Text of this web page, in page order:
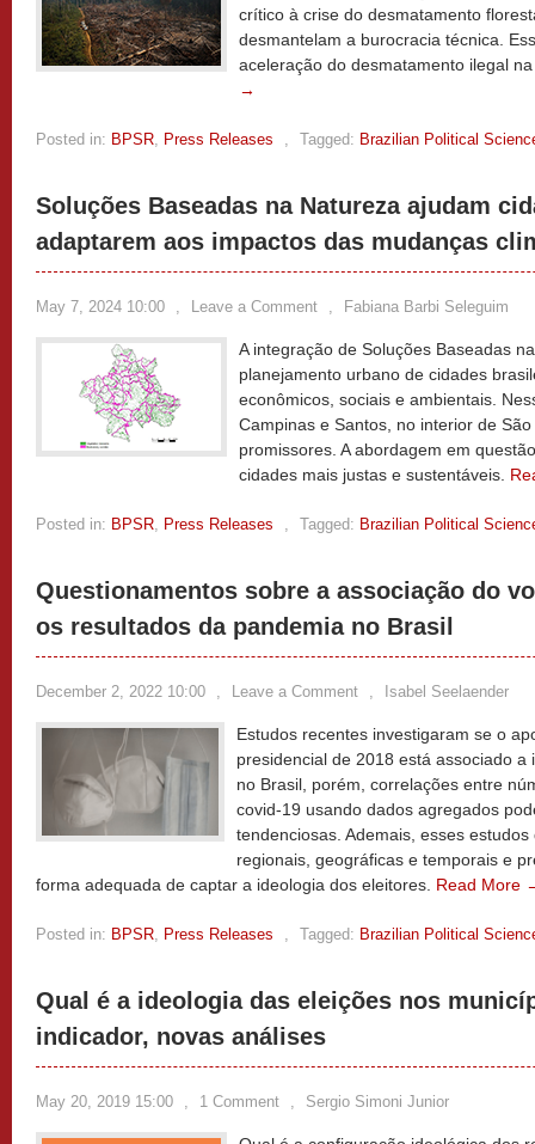
crítico à crise do desmatamento
desmantelam a burocracia técnica.
aceleração do desmatamento ilegal
→
Posted in: BPSR, Press Releases , Tagged: Brazilian Political
Soluções Baseadas na Natureza ajudam
adaptarem aos impactos das mudanças
May 7, 2024 10:00 , Leave a Comment , Fabiana Barbi Seleguim
A integração de Soluções Baseadas
planejamento urbano de cidades
econômicos, sociais e ambientais.
Campinas e Santos, no interior de
promissores. A abordagem em
cidades mais justas e sustentáveis.
Posted in: BPSR, Press Releases , Tagged: Brazilian Political
Questionamentos sobre a associação do
os resultados da pandemia no Brasil
December 2, 2022 10:00 , Leave a Comment , Isabel Seelaender
Estudos recentes investigaram se o
presidencial de 2018 está associado
no Brasil, porém, correlações entre
covid-19 usando dados agregados
tendenciosas. Ademais, esses
regionais, geográficas e temporais e
forma adequada de captar a ideologia dos eleitores. Read More
Posted in: BPSR, Press Releases , Tagged: Brazilian Political
Qual é a ideologia das eleições nos
indicador, novas análises
May 20, 2019 15:00 , 1 Comment , Sergio Simoni Junior